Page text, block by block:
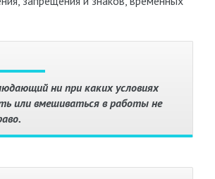
ни при каких условиях
или вмешиваться в работы не